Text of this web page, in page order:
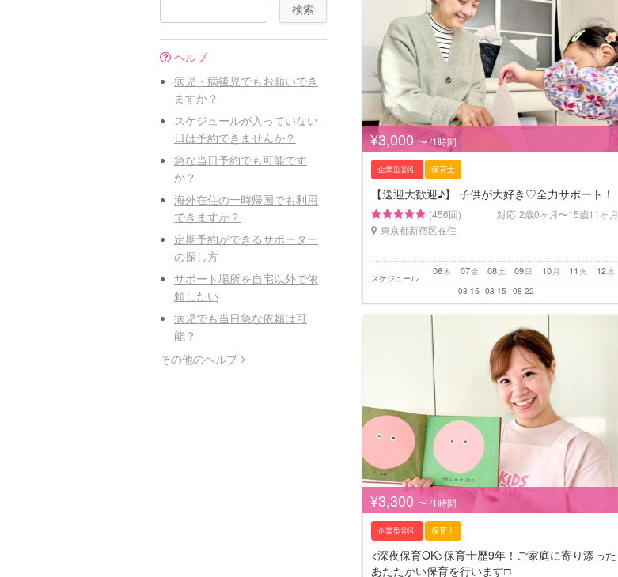
ヘルプ
病児・病後児でもお願いでき
ますか？
スケジュールが入っていない
日は予約できませんか？
急な当日予約でも可能です
か？
海外在住の一時帰国でも利用
できますか？
定期予約ができるサポーター
の探し方
サポート場所を自宅以外で依
頼したい
病児でも当日急な依頼は可
能？
その他のヘルプ
¥3,000 〜 /1時間
企業型割引 保育士
【送迎大歓迎♪】 子供が大好き♡全力サポート！
(456回) 対応 2歳0ヶ月〜15歳11ヶ月
東京都新宿区在住
スケジュール
木
06 金
07 土
08 日
09 月
10 火
11 水
12
08-15 08-15 08-22
¥3,300 〜 /1時間
企業型割引 保育士
<深夜保育OK>保育士歴9年！ご家庭に寄り添った
あたたかい保育を行います□︎